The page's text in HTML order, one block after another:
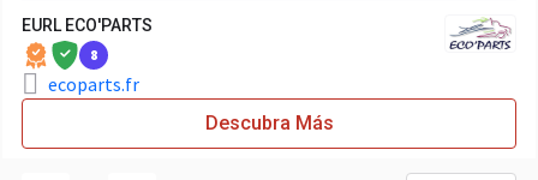
EURL ECO'PARTS
8
ecoparts.fr
Descubra Más